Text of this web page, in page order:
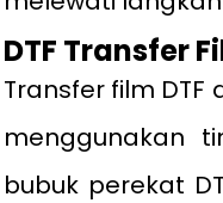
DTF Transfer
Transfer film
menggunakan
bubuk perekat